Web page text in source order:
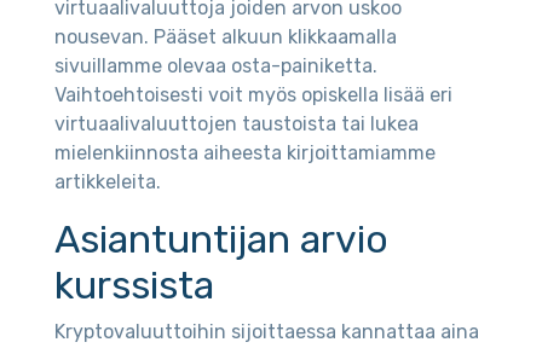
virtuaalivaluuttoja joiden arvon uskoo
nousevan. Pääset alkuun klikkaamalla
sivuillamme olevaa osta-painiketta.
Vaihtoehtoisesti voit myös opiskella lisää eri
virtuaalivaluuttojen taustoista tai lukea
mielenkiinnosta aiheesta kirjoittamiamme
artikkeleita.
Asiantuntijan arvio
kurssista
Kryptovaluuttoihin sijoittaessa kannattaa aina